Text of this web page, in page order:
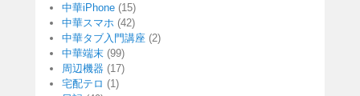
中華iPhone (15)
中華スマホ (42)
中華タブ入門講座 (2)
中華端末 (99)
周辺機器 (17)
宅配テロ (1)